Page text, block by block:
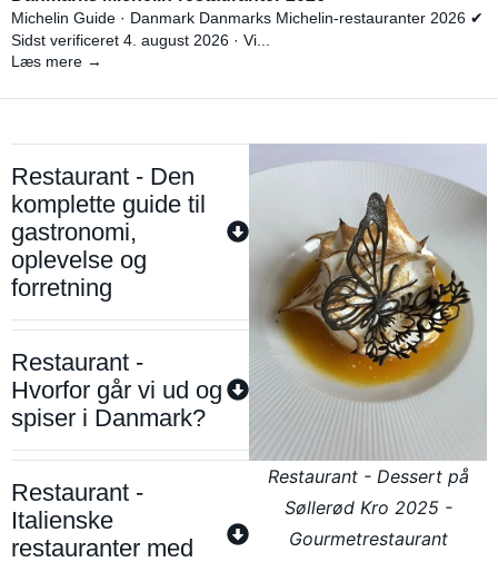
Michelin Guide · Danmark Danmarks Michelin-restauranter 2026 ✔
Sidst verificeret 4. august 2026 · Vi...
Læs mere →
Restaurant - Den
komplette guide til
gastronomi,
oplevelse og
forretning
Restaurant -
Hvorfor går vi ud og
spiser i Danmark?
Restaurant -
Italienske
restauranter med
Restaurant - Dessert på
Søllerød Kro 2025 -
Gourmetrestaurant